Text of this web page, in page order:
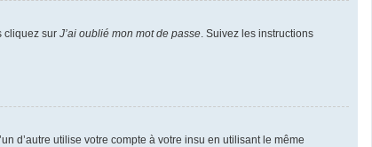
cliquez sur J’ai oublié mon mot de passe. Suivez les instructions
d’autre utilise votre compte à votre insu en utilisant le même